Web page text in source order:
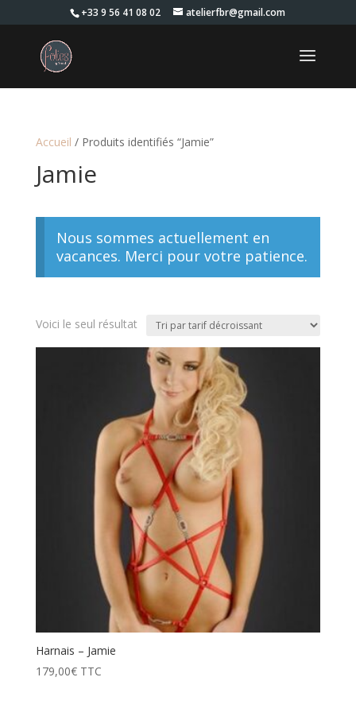
+33 9 56 41 08 02 atelierfbr@gmail.com
Accueil / Produits identifiés “Jamie”
Jamie
Nous sommes actuellement en
vacances. Merci pour votre patience.
Voici le seul résultat
Harnais – Jamie
179,00€ TTC